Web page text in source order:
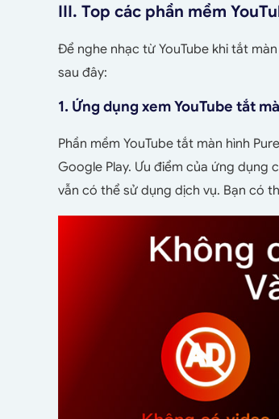
III. Top các phần mềm
Để nghe nhạc từ YouTube khi tắt
sau đây:
1. Ứng dụng xem YouTube tắt
Phần mềm YouTube tắt màn hình
Google Play. Ưu điểm của ứng dụng
vẫn có thể sử dụng dịch vụ. Bạn có